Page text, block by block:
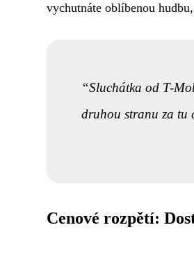
vychutnáte oblíbenou
Sluchátka od T-
druhou stranu za tu
Cenové rozpětí: